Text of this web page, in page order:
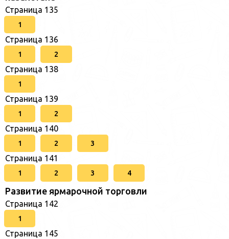
Страница 135
1
Страница 136
1 2
Страница 138
1
Страница 139
1 2
Страница 140
1 2 3
Страница 141
1 2 3 4
Развитие ярмарочной торговли
Страница 142
1
Страница 145